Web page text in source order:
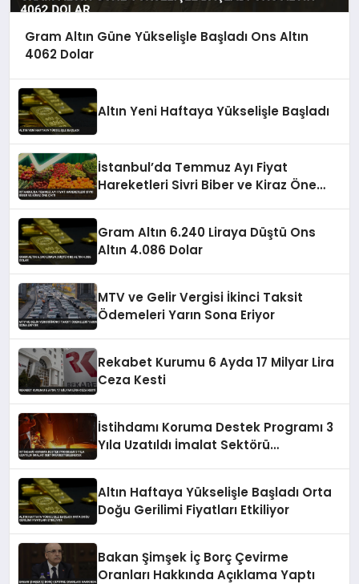
Gram Altın Güne Yükselişle Başladı Ons Altın
4062 Dolar
Altın Yeni Haftaya Yükselişle Başladı
İstanbul’da Temmuz Ayı Fiyat
Hareketleri Sivri Biber ve Kiraz Öne
Gram Altın 6.240 Liraya Düştü Ons
Altın 4.086 Dolar
MTV ve Gelir Vergisi İkinci Taksit
Ödemeleri Yarın Sona Eriyor
Rekabet Kurumu 6 Ayda 17 Milyar Lira
Ceza Kesti
İstihdamı Koruma Destek Programı 3
Yıla Uzatıldı İmalat Sektörü
Altın Haftaya Yükselişle Başladı Orta
Doğu Gerilimi Fiyatları Etkiliyor
Bakan Şimşek İç Borç Çevirme
Oranları Hakkında Açıklama Yaptı